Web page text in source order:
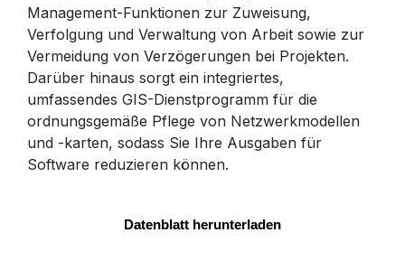
Management-Funktionen zur Zuweisung,
Verfolgung und Verwaltung von Arbeit sowie zur
Vermeidung von Verzögerungen bei Projekten.
Darüber hinaus sorgt ein integriertes,
umfassendes GIS-Dienstprogramm für die
ordnungsgemäße Pflege von Netzwerkmodellen
und -karten, sodass Sie Ihre Ausgaben für
Software reduzieren können.
Datenblatt herunterladen